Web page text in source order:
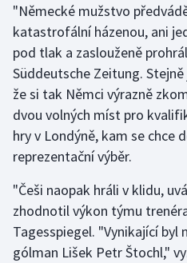
Golf
Gymnastika
Házená
Jezdectví
Judo
Krasobruslení
Lezení
"Německé mužstvo
katastrofální házenou, ani
pod tlak a zaslouženě
Süddeutsche Zeitung.
že si tak Němci výrazně
dvou volných míst pro
hry v Londýně, kam se chce
reprezentační výběr.
"Češi naopak hráli v klidu,
zhodnotil výkon týmu
Tagesspiegel. "Vynikající byl
gólman Lišek Petr Štochl,"